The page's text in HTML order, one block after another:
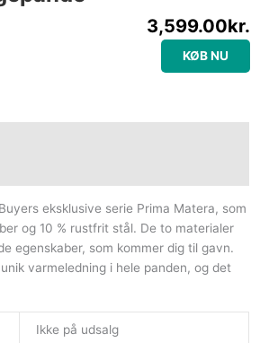
3,599.00kr.
KØB NU
eksklusive serie Prima Matera, som
og 10 % rustfrit stål. De to materialer
egenskaber, som kommer dig til gavn.
varmeledning i hele panden, og det
Ikke på udsalg